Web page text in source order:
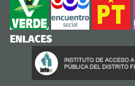
ENLACES